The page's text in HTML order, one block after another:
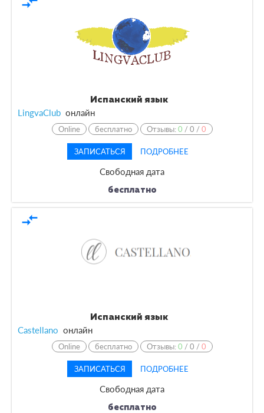
Испанский язык
LingvaClub онлайн
Online бесплатно Отзывы:0 /0 /0
ЗАПИСАТЬСЯ ПОДРОБНЕЕ
Свободная дата
бесплатно
compare_arrows
Испанский язык
Castellano онлайн
Online бесплатно Отзывы:0 /0 /0
ЗАПИСАТЬСЯ ПОДРОБНЕЕ
Свободная дата
бесплатно